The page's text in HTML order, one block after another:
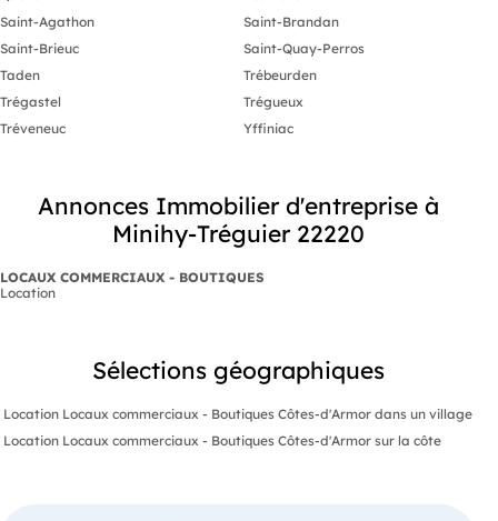
Saint-Agathon
Saint-Brandan
Saint-Brieuc
Saint-Quay-Perros
Taden
Trébeurden
Trégastel
Trégueux
Tréveneuc
Yffiniac
Annonces Immobilier d'entreprise à
Minihy-Tréguier 22220
LOCAUX COMMERCIAUX - BOUTIQUES
Location
Sélections géographiques
Location Locaux commerciaux - Boutiques Côtes-d'Armor dans un village
Location Locaux commerciaux - Boutiques Côtes-d'Armor sur la côte